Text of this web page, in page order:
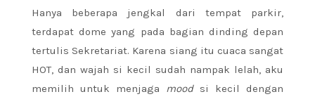
Hanya beberapa jengkal dari tempat parkir,
terdapat dome yang pada bagian dinding depan
tertulis Sekretariat. Karena siang itu cuaca sangat
HOT, dan wajah si kecil sudah nampak lelah, aku
memilih untuk menjaga mood si kecil dengan